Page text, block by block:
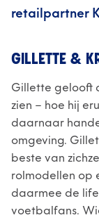
retailpartner
GILLETTE &
Gillette gelooft
zien – hoe hij
daarnaar
omgeving.
beste van
rolmodellen op
daarmee de
voetbalfans.